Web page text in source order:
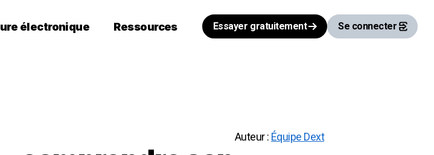
électronique Ressources Essayer gratuitement Se connecter
Auteur : Équipe Dext